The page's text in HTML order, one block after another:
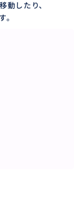
動したり、
。